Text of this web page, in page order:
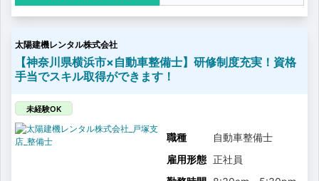
・簡単な車両点検
・車検のご案内 など
太陽建機レンタル株式会社
【神奈川県横浜市×自動車整備士】研修制度充実！資格
手当でスキル取得ができます！
未経験OK
職種
自動車整備士
雇用形態 正社員